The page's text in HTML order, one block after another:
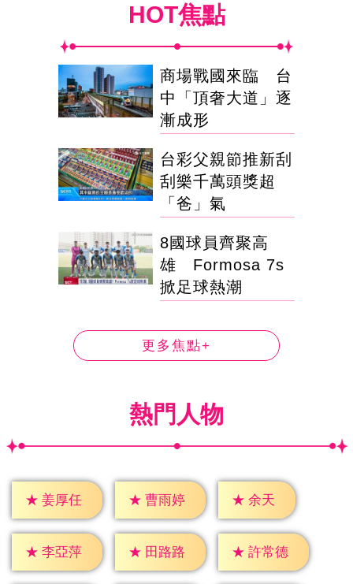
HOT焦點
商場戰國來臨 台
中「頂奢大道」逐
漸成形
台彩父親節推新刮
刮樂千萬頭獎超
「爸」氣
8國球員齊聚高
雄 Formosa 7s
掀足球熱潮
更多焦點+
熱門人物
★ 姜厚任 ★ 曹雨婷 ★ 余天
★ 李亞萍 ★ 田路路 ★ 許常德